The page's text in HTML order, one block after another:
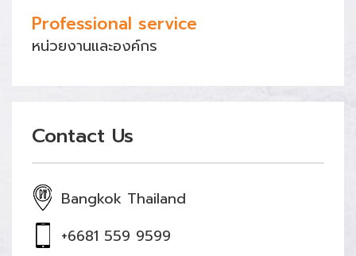
Professional service
หน่วยงานและองค์กร
Contact Us
Bangkok Thailand
+6681 559 9599